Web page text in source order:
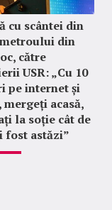
cu scântei din
din
către
USR: „Cu 10
pe internet și
mergeți acasă,
la soție cât de
fost astăzi”